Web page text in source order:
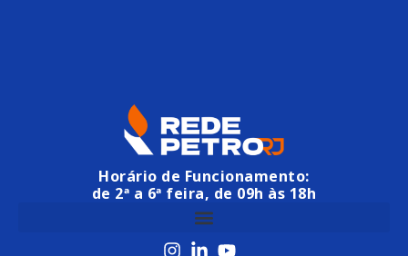
Horário de Funcionamento:
de 2ª a 6ª feira, de 09h às 18h